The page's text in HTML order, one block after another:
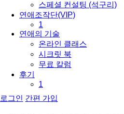
스페셜 컨설팅 (석구리)
연애조작단(VIP)
1
연애의 기술
온라인 클래스
시크릿 북
무료 칼럼
후기
1
로그인 간편 가입